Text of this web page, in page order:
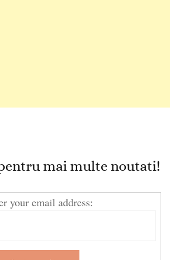
mai multe noutati!
your email address: